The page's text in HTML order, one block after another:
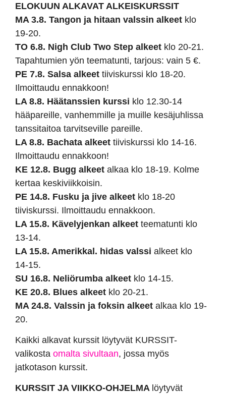
ELOKUUN ALKAVAT ALKEISKURSSIT
MA 3.8. Tangon ja hitaan valssin alkeet klo
19-20.
TO 6.8. Nigh Club Two Step alkeet klo 20-21.
Tapahtumien yön teematunti, tarjous: vain 5 €.
PE 7.8. Salsa alkeet tiiviskurssi klo 18-20.
Ilmoittaudu ennakkoon!
LA 8.8. Häätanssien kurssi klo 12.30-14
hääpareille, vanhemmille ja muille kesäjuhlissa
tanssitaitoa tarvitseville pareille.
LA 8.8. Bachata alkeet tiiviskurssi klo 14-16.
Ilmoittaudu ennakkoon!
KE 12.8. Bugg alkeet alkaa klo 18-19. Kolme
kertaa keskiviikkoisin.
PE 14.8. Fusku ja jive alkeet klo 18-20
tiiviskurssi. Ilmoittaudu ennakkoon.
LA 15.8. Kävelyjenkan alkeet teematunti klo
13-14.
LA 15.8. Amerikkal. hidas valssi alkeet klo
14-15.
SU 16.8. Neliörumba alkeet klo 14-15.
KE 20.8. Blues alkeet klo 20-21.
MA 24.8. Valssin ja foksin alkeet alkaa klo 19-
20.
Kaikki alkavat kurssit löytyvät KURSSIT-
valikosta omalta sivultaan, jossa myös
jatkotason kurssit.
KURSSIT JA VIIKKO-OHJELMA löytyvät